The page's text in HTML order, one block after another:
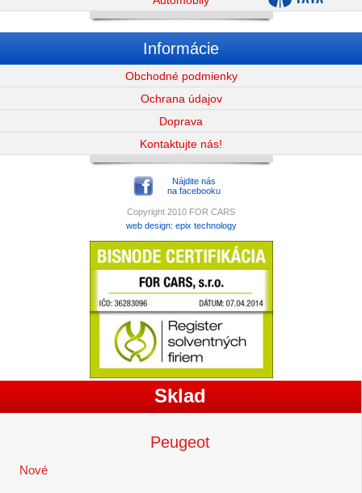
Informácie
Obchodné podmienky
Ochrana údajov
Doprava
Kontaktujte nás!
Nájdite nás
na facebooku
Copyright 2010 FOR CARS
web design: epix technology
Sklad
Peugeot
Nové